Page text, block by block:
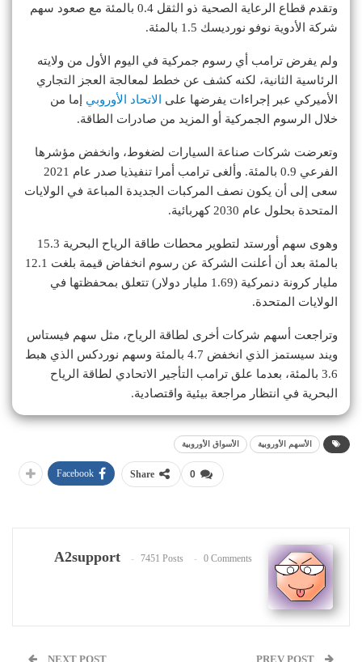
وتقدم قطاع الرعاية الصحية ذو الثقل 0.4 بالمئة مع صعود سهم
شركة الأدوية نوفو نورديسك 1.5 بالمئة.
ولم يفرض ترامب أي رسوم جمركية في اليوم الأول من ولايته
الرئاسية الثانية، لكنه كشف عن خطط لمعالجة العجز التجاري
الأميركي عبر إجراءات يفرضها على
الاتحاد الأوروبي إما من
خلال الرسوم الجمركية أو المزيد من صادرات الطاقة.
وتعرضت شركات صناعة السيارات لضغوط، وانخفض مؤشرها
الفرعي 0.9 بالمئة. وألغى ترامب أمرا تنفيذيا صدر عام 2021
سعى إلى أن يكون نصف المركبات الجديدة المباعة في الولايات
المتحدة بحلول عام 2030 كهربائية.
وهوى سهم أورستد لتطوير محطات طاقة الرياح البحرية 15.3
بالمئة بعد أن أعلنت الشركة عن رسوم انخفاض قيمة بلغت 12.1
مليار كرونة دنمركية (1.69 مليار دولار) تتعلق بمحفظتها في
الولايات المتحدة.
وتراجعت أسهم شركات أخرى لطاقة الرياح، مثل سهم فيستاس
ويند سيستمز الذي انخفض 4.7 بالمئة وسهم نوردكس الذي هبط
3.6 بالمئة، بعدما علق ترامب التأجير الاتحادي لطاقة الرياح
البحرية في انتظار مراجعة بيئية واقتصادية.
الأسهم الأوروبية الأسواق الأوروبية
0
Share
Facebook
A2support 7451 Posts 0 Comments
NEXT POST